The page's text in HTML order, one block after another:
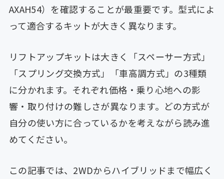
AXAH54）を確認することが最重要です。型式によ
って適合するキットが大きく異なります。
リフトアップキットは大きく「スペーサー方式」
「スプリング交換方式」「車高調方式」の3種類
に分かれます。それぞれ価格・乗り心地への影
響・取り付けの難しさが異なります。どの方式が
自分の使い方に合っているかを考えながら読み進
めてください。
この記事では、2WDからハイブリッドまで幅広く